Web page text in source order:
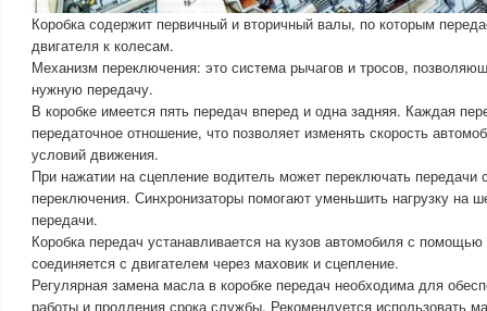
Коробка содержит первичный и вторичный валы, по которым
двигателя к колесам.
Механизм переключения: это система рычагов и тросов,
нужную передачу.
В коробке имеется пять передач вперед и одна задняя. Каждая
передаточное отношение, что позволяет изменять скорость
условий движения.
При нажатии на сцепление водитель может переключать
переключения. Синхронизаторы помогают уменьшить нагрузку на
передачи.
Коробка передач устанавливается на кузов автомобиля с
соединяется с двигателем через маховик и сцепление.
Регулярная замена масла в коробке передач необходима для
работы и продления срока службы. Рекомендуется использовать